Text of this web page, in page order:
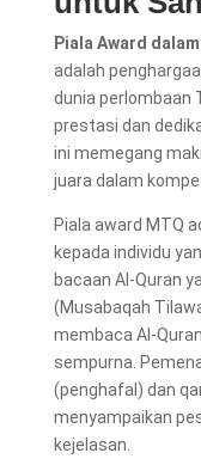
Piala Award
adalah
dunia perlombaan
prestasi dan
ini memegang
juara dalam
Piala award MTQ
kepada individu
bacaan Al-Quran
(Musabaqah
membaca Al-
sempurna.
(penghafal) dan
menyampaikan
kejelasan.